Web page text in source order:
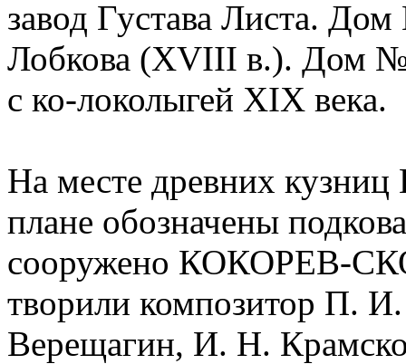
завод Густава Листа.
Лобкова (XVIII в.). Дом
с ко-локолыгей XIX века.
На месте древних
плане обозначены
сооружено КОКОРЕВ-
творили композитор П.
Верещагин, И. Н.